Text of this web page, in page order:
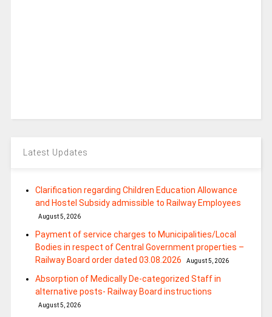
Latest Updates
Clarification regarding Children Education Allowance
and Hostel Subsidy admissible to Railway Employees
August 5, 2026
Payment of service charges to Municipalities/Local
Bodies in respect of Central Government properties –
Railway Board order dated 03.08.2026
August 5, 2026
Absorption of Medically De-categorized Staff in
alternative posts- Railway Board instructions
August 5, 2026